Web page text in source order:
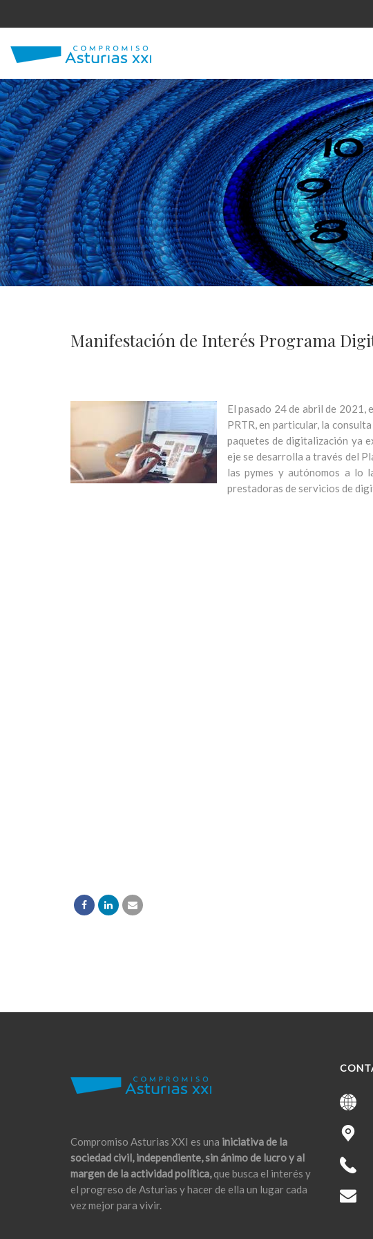
Manifestación de Interés Programa
El pasado 24 de abril de
PRTR, en particular, la
paquetes de digitalización ya
eje se desarrolla a través del
las pymes y autónomos a lo
prestadoras de servicios de
Compromiso Asturias XXI es una iniciativa de la
sociedad civil, independiente, sin ánimo de lucro y al
margen de la actividad política,que busca el interés y
el progreso de Asturias y hacer de ella un lugar cada
vez mejor para vivir.